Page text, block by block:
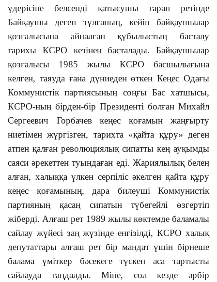
үдерісіне белсенді қатысушы тарап ретінде
Байқаушы деген тұлғаның, кейін байқаушылар
қозғалысына айналған құбылыстың басталу
тарихы КСРО кезінен басталады. Байқаушылар
қозғалысы 1985 жылы КСРО басшылығына
келген, таяуда ғана дүниеден өткен Кеңес Одағы
Коммунистік партиясының соңғы Бас хатшысы,
КСРО-ның бірден-бір Президенті болған Михайл
Сергеевич Горбачев кеңес қоғамын жаңғырту
ниетімен жүргізген, тарихта «қайта құру» деген
атпен қалған революциялық сипатты кең ауқымды
саяси әрекеттен туындаған еді. Жариялылық белең
алған, халыққа үлкен серпіліс әкелген қайта құру
кеңес қоғамының, дара билеуші Коммунистік
партияның қасаң сипатын түбегейлі өзгертіп
жіберді. Алғаш рет 1989 жылы көктемде баламалы
сайлау жүйесі заң жүзінде енгізілді, КСРО халық
депутаттары алғаш рет бір мандат үшін бірнеше
балама үміткер бәсекеге түскен аса тартысты
сайлауда таңдалды. Міне, сол кезде әрбір